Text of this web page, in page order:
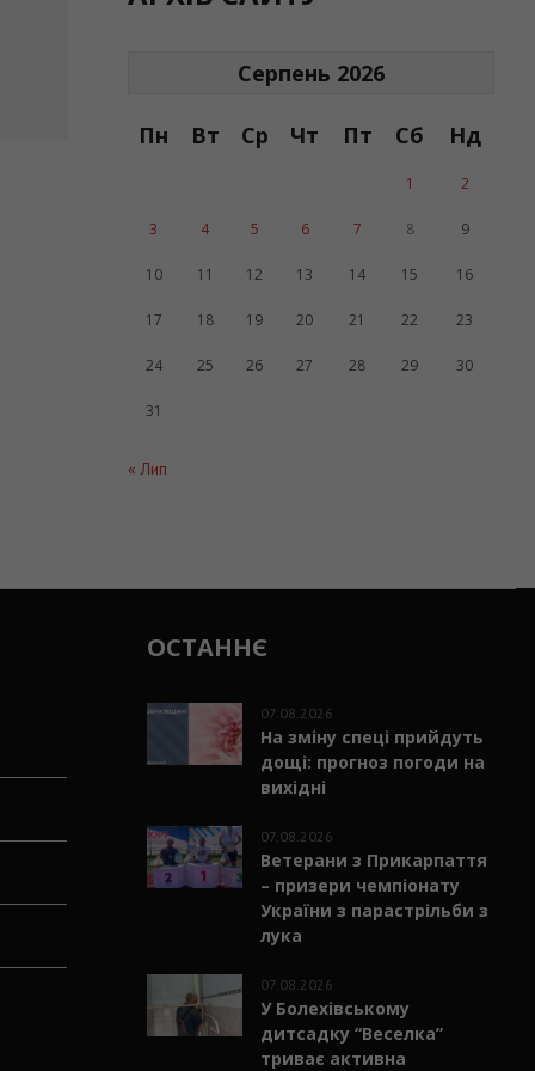
Серпень 2026
Пн Вт Ср Чт Пт Сб Нд
« Лип
1 2
3 4 5 6 7 8 9
10 11 12 13 14 15 16
17 18 19 20 21 22 23
24 25 26 27 28 29 30
31
ОСТАННЄ
07.08.2026
На зміну спеці прийдуть
дощі: прогноз погоди на
вихідні
07.08.2026
Ветерани з Прикарпаття
– призери чемпіонату
України з парастрільби з
лука
07.08.2026
У Болехівському
дитсадку “Веселка”
триває активна